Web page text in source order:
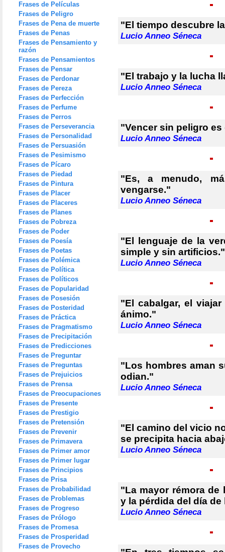
Frases de Películas
Frases de Peligro
Frases de Pena de muerte
Frases de Penas
Frases de Pensamiento y
razón
Frases de Pensamientos
Frases de Pensar
Frases de Perdonar
Frases de Pereza
Frases de Perfección
Frases de Perfume
Frases de Perros
Frases de Perseverancia
Frases de Personalidad
Frases de Persuasión
Frases de Pesimismo
Frases de Pícaro
Frases de Piedad
Frases de Pintura
Frases de Placer
Frases de Placeres
Frases de Planes
Frases de Pobreza
Frases de Poder
Frases de Poesía
Frases de Poetas
Frases de Polémica
Frases de Política
Frases de Políticos
Frases de Popularidad
Frases de Posesión
Frases de Posteridad
Frases de Práctica
Frases de Pragmatismo
Frases de Precipitación
Frases de Predicciones
Frases de Preguntar
Frases de Preguntas
Frases de Prejuicios
Frases de Prensa
Frases de Preocupaciones
Frases de Presente
Frases de Prestigio
Frases de Pretensión
Frases de Prevenir
Frases de Primavera
Frases de Primer amor
Frases de Primer lugar
Frases de Principios
Frases de Prisa
Frases de Probabilidad
Frases de Problemas
Frases de Progreso
Frases de Prólogo
Frases de Promesa
Frases de Prosperidad
Frases de Provecho
"El tiempo descubre
Lucio Anneo Séneca
"El trabajo y la lucha
Lucio Anneo Séneca
"Vencer sin peligro
Lucio Anneo Séneca
"Es, a menudo,
vengarse."
Lucio Anneo Séneca
"El lenguaje de la
simple y sin artificios."
Lucio Anneo Séneca
"El cabalgar, el
ánimo."
Lucio Anneo Séneca
"Los hombres aman
odian."
Lucio Anneo Séneca
"El camino del vicio
se precipita hacia
Lucio Anneo Séneca
"La mayor rémora de
y la pérdida del día de
Lucio Anneo Séneca